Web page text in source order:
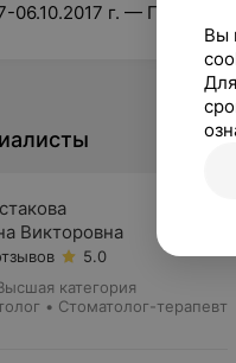
06.10.2017 г. — ГУО
Викторовна
5.0
категория
• Стоматолог-терапевт
Вы